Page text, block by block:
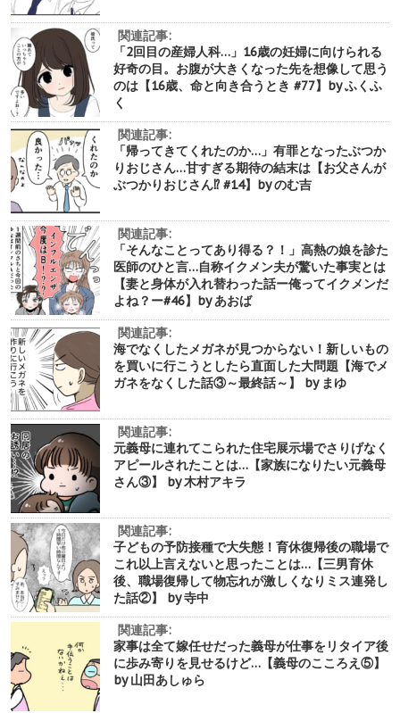
関連記事:
「2回目の産婦人科…」16歳の妊婦に向けられる
好奇の目。お腹が大きくなった先を想像して思う
のは【16歳、命と向き合うとき #77】by ふくふ
く
関連記事:
「帰ってきてくれたのか…」有罪となったぶつか
りおじさん…甘すぎる期待の結末は【お父さんが
ぶつかりおじさん⁉︎ #14】by のむ吉
関連記事:
「そんなことってあり得る？！」高熱の娘を診た
医師のひと言…自称イクメン夫が驚いた事実とは
【妻と身体が入れ替わった話ー俺ってイクメンだ
よね？ー#46】by あおば
関連記事:
海でなくしたメガネが見つからない！新しいもの
を買いに行こうとしたら直面した大問題【海でメ
ガネをなくした話③～最終話～】 by まゆ
関連記事:
元義母に連れてこられた住宅展示場でさりげなく
アピールされたことは…【家族になりたい元義母
さん③】 by 木村アキラ
関連記事:
子どもの予防接種で大失態！育休復帰後の職場で
これ以上言えないと思ったことは…【三男育休
後、職場復帰して物忘れが激しくなりミス連発し
た話②】 by 寺中
関連記事:
家事は全て嫁任せだった義母が仕事をリタイア後
に歩み寄りを見せるけど…【義母のこころえ⑤】
by 山田あしゅら